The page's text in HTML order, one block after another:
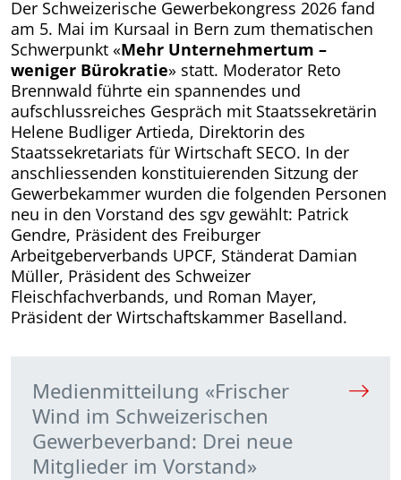
Der Schweizerische Gewerbekongress 2026 fand
am 5. Mai im Kursaal in Bern zum thematischen
Schwerpunkt «Mehr Unternehmertum –
weniger Bürokratie» statt. Moderator Reto
Brennwald führte ein spannendes und
aufschlussreiches Gespräch mit Staatssekretärin
Helene Budliger Artieda, Direktorin des
Staatssekretariats für Wirtschaft SECO. In der
anschliessenden konstituierenden Sitzung der
Gewerbekammer wurden die folgenden Personen
neu in den Vorstand des sgv gewählt: Patrick
Gendre, Präsident des Freiburger
Arbeitgeberverbands UPCF, Ständerat Damian
Müller, Präsident des Schweizer
Fleischfachverbands, und Roman Mayer,
Präsident der Wirtschaftskammer Baselland.
Medienmitteilung «Frischer
Wind im Schweizerischen
Gewerbeverband: Drei neue
Mitglieder im Vorstand»